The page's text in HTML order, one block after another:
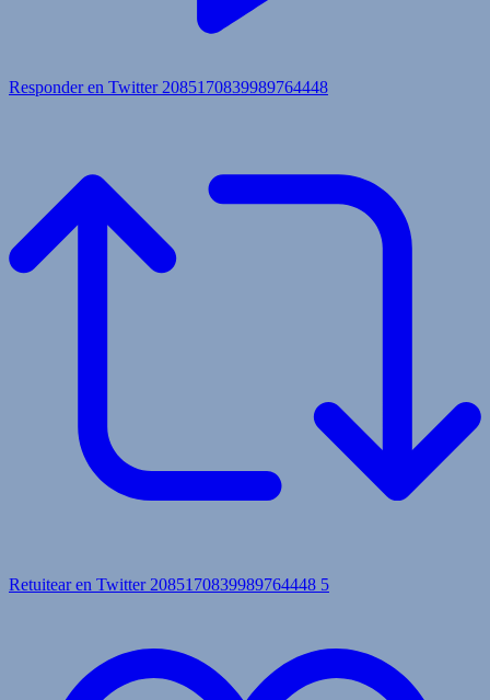
Responder en Twitter 2085170839989764448
Retuitear en Twitter 2085170839989764448 5